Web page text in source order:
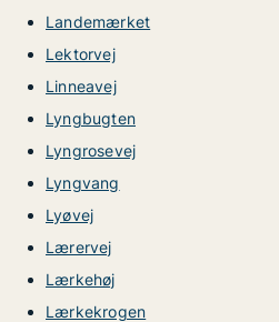
Landemærket
Lektorvej
Linneavej
Lyngbugten
Lyngrosevej
Lyngvang
Lyøvej
Lærervej
Lærkehøj
Lærkekrogen